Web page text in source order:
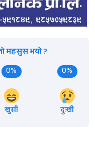
महसुस भयो ?
0%
खुसी
0%
दुःखी